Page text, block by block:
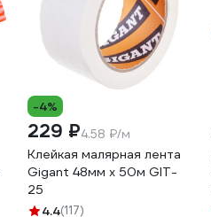
-4%
229 ₽4.58 ₽/м
Клейкая малярная лента
Gigant 48мм x 50м GIT-
25
4.4(117)